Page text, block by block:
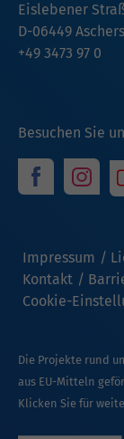
Besuchen Sie
Impressum
Kontakt
Cookie-
Eislebener
D-06449
+49 3473 97 0
Die Projekte rund
aus EU-Mitteln
Klicken Sie für